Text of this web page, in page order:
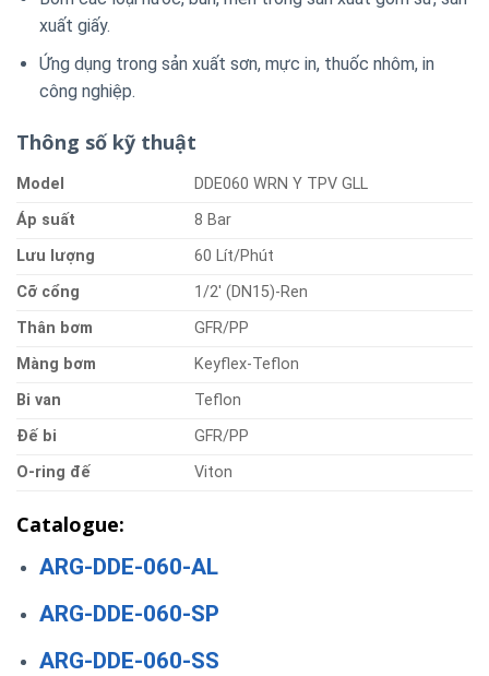
xuất giấy.
Ứng dụng trong sản xuất sơn, mực in, thuốc nhôm, in
công nghiệp.
Thông số kỹ thuật
Model
DDE060 WRN Y TPV GLL
Áp suất
8 Bar
Lưu lượng
60 Lít/Phút
Cỡ cổng
1/2′ (DN15)-Ren
Thân bơm
GFR/PP
Màng bơm
Keyflex-Teflon
Bi van
Teflon
Đế bi
GFR/PP
O-ring đế Viton
Catalogue:
ARG-DDE-060-AL
ARG-DDE-060-SP
ARG-DDE-060-SS